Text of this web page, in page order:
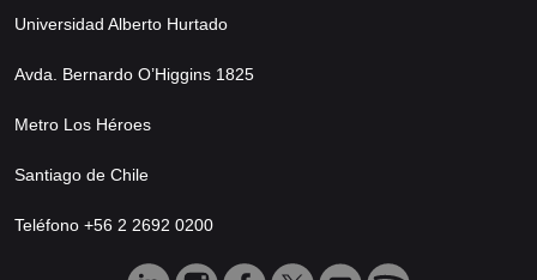
Universidad Alberto Hurtado
Avda. Bernardo O’Higgins 1825
Metro Los Héroes
Santiago de Chile
Teléfono +56 2 2692 0200